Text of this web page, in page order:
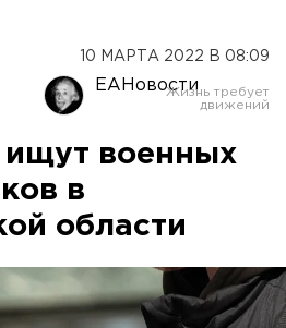
10 МАРТА 2022 В 08:09
ЕАНовости
военных
в
области